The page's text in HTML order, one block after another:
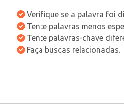
Verifique se a palavra foi
Tente palavras menos
Tente palavras-chave
Faça buscas relacionadas.